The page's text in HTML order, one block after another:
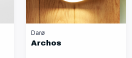
Darø
Archos